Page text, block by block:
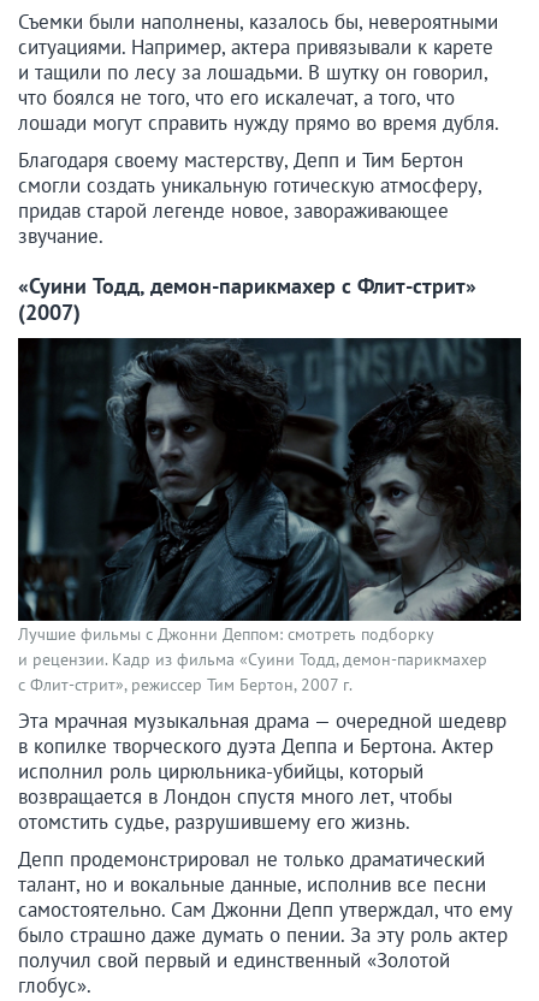
Съемки были наполнены, казалось бы, невероятными
ситуациями. Например, актера привязывали к карете
и тащили по лесу за лошадьми. В шутку он говорил,
что боялся не того, что его искалечат, а того, что
лошади могут справить нужду прямо во время дубля.
Благодаря своему мастерству, Депп и Тим Бертон
смогли создать уникальную готическую атмосферу,
придав старой легенде новое, завораживающее
звучание.
«Суини Тодд, демон-парикмахер с Флит-стрит»
(2007)
Лучшие фильмы с Джонни Деппом: смотреть подборку
и рецензии. Кадр из фильма «Суини Тодд, демон-парикмахер
с Флит-стрит», режиссер Тим Бертон, 2007 г.
Эта мрачная музыкальная драма — очередной шедевр
в копилке творческого дуэта Деппа и Бертона. Актер
исполнил роль цирюльника-убийцы, который
возвращается в Лондон спустя много лет, чтобы
отомстить судье, разрушившему его жизнь.
Депп продемонстрировал не только драматический
талант, но и вокальные данные, исполнив все песни
самостоятельно. Сам Джонни Депп утверждал, что ему
было страшно даже думать о пении. За эту роль актер
получил свой первый и единственный «Золотой
глобус».